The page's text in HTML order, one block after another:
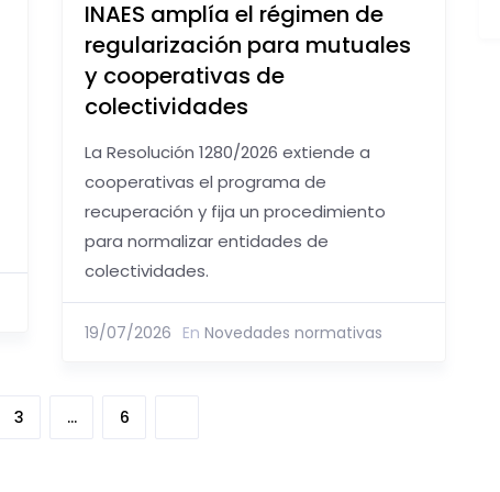
INAES amplía el régimen de
regularización para mutuales
y cooperativas de
colectividades
La Resolución 1280/2026 extiende a
cooperativas el programa de
recuperación y fija un procedimiento
para normalizar entidades de
colectividades.
19/07/2026 En Novedades normativas
3 … 6